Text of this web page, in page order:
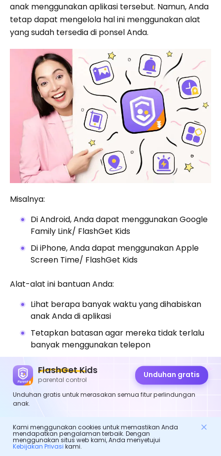
anak menggunakan aplikasi tersebut. Namun, Anda
tetap dapat mengelola hal ini menggunakan alat
yang sudah tersedia di ponsel Anda.
Misalnya:
Di Android, Anda dapat menggunakan Google
Family Link/ FlashGet Kids
Di iPhone, Anda dapat menggunakan Apple
Screen Time/ FlashGet Kids
Alat-alat ini bantuan Anda:
Lihat berapa banyak waktu yang dihabiskan
anak Anda di aplikasi
Tetapkan batasan agar mereka tidak terlalu
banyak menggunakan telepon
Komoot)
Putusan akhir
Komoot adalah aplikasi tepercaya dan aman untuk
perencanaan rute luar ruangan. Aplikasi ini
FlashGet Kids
parental control
Unduhan gratis
Unduhan gratis untuk merasakan semua fitur perlindungan
anak.
Kami menggunakan cookies untuk memastikan Anda
mendapatkan pengalaman terbaik. Dengan
menggunakan situs web kami, Anda menyetujui
Kebijakan Privasi kami.